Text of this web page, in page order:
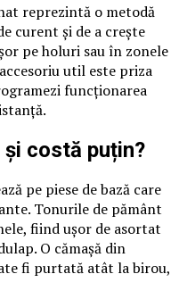
reprezintă o metodă
curent și de a crește
pe holuri sau în zonele
util este priza
funcționarea
și costă puțin?
pe piese de bază care
Tonurile de pământ
fiind ușor de asortat
O cămașă din
fi purtată atât la birou,